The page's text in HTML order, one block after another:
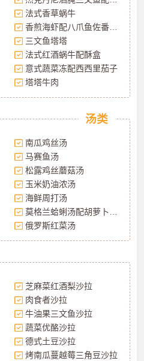
法式香草蜗牛
香煎海虾配八爪鱼佐番茄汁
三文鱼塔塔
法式红酒蜗牛配酥盒
意式蔬菜冻配西西里茄子
塔塔牛肉
汤类
南瓜鸡丝汤
马赛鱼汤
松露鸡丝蘑菇汤
玉米奶油浓汤
海鲜周打汤
莫格兰蛤蜊汤配胡萝卜布丁
俄罗斯红菜汤
芝麻菜红酒梨沙拉
肉食者沙拉
牛油果三文鱼沙拉
蔬菜优酪沙拉
德式土豆沙拉
烤南瓜蔓越莓三角豆沙拉